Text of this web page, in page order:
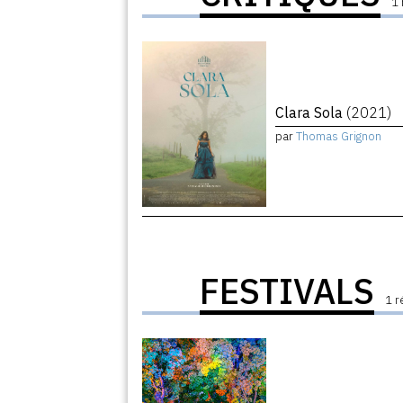
Clara Sola (2021)
parThomas Grignon
FESTIVALS 1